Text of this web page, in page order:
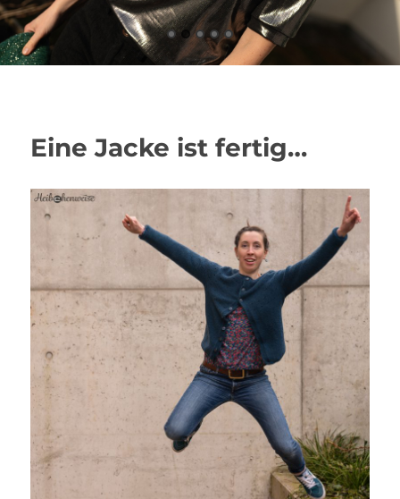
Eine Jacke ist fertig…